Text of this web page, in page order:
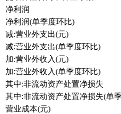
净利润
净利润(单季度环比)
减:营业外支出(元)
减:营业外支出(单季度环比)
加:营业外收入(元)
加:营业外收入(单季度环比)
其中:非流动资产处置净损失
其中:非流动资产处置净损失(单
营业成本(元)